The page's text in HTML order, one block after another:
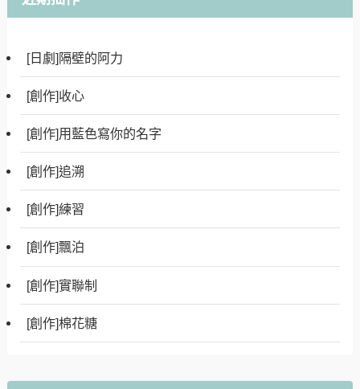
[日劇]隔壁的阿力
[創作]收心
[創作]用藍色寫你的名字
[創作]追溯
[創作]練習
[創作]飄泊
[創作]實聯制
[創作]棉花糖